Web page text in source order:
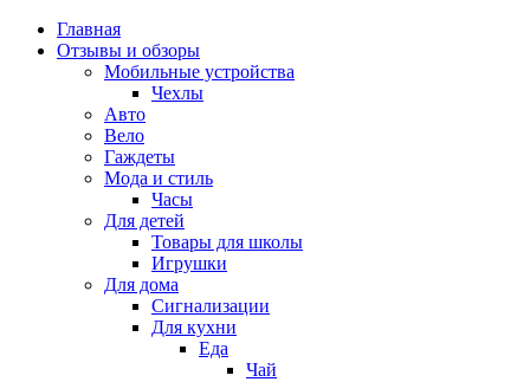
Главная
Отзывы и обзоры
Мобильные устройства
Чехлы
Авто
Вело
Гаждеты
Мода и стиль
Часы
Для детей
Товары для школы
Игрушки
Для дома
Сигнализации
Для кухни
Еда
Чай